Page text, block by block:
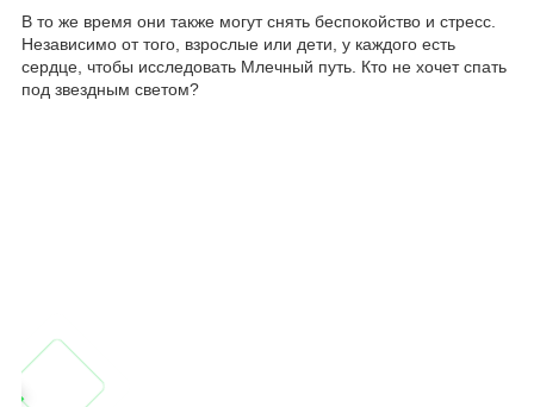
В то же время они также могут снять беспокойство и стресс.
Независимо от того, взрослые или дети, у каждого есть
сердце, чтобы исследовать Млечный путь. Кто не хочет спать
под звездным светом?